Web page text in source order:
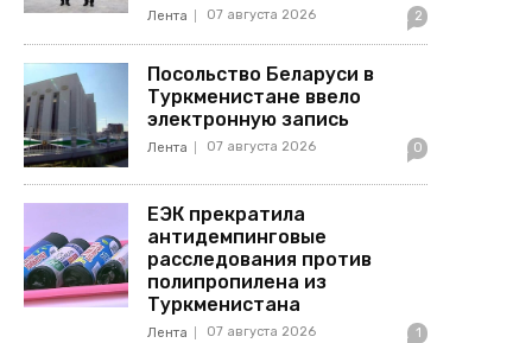
Лента 07 августа 2026 2
Посольство Беларуси в
Туркменистане ввело
электронную запись
Лента 07 августа 2026 0
ЕЭК прекратила
антидемпинговые
расследования против
полипропилена из
Туркменистана
Лента 07 августа 2026 1